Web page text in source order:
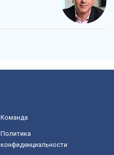
Команда
Политика
конфиденциальности